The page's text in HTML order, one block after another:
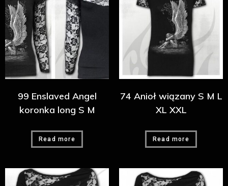
99 Enslaved Angel
koronka long S M
Read more
74 Anioł wiązany S M L
XL XXL
Read more